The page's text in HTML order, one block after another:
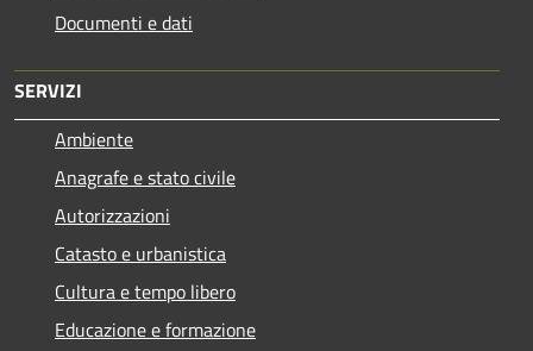
Documenti e dati
SERVIZI
Ambiente
Anagrafe e stato civile
Autorizzazioni
Catasto e urbanistica
Cultura e tempo libero
Educazione e formazione